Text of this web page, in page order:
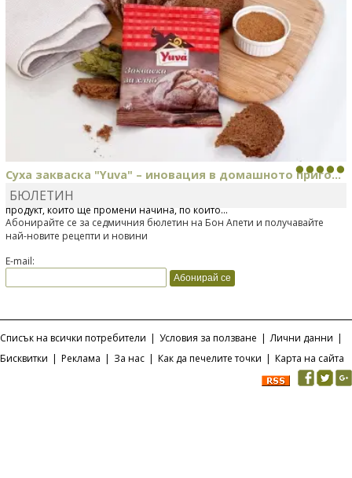
Суха закваска "Yuva" – иновация в домашното приго...
Отскоро Лесафр България стартира предлагането на изцяло нов
продукт, който ще промени начина, по който...
БЮЛЕТИН
Абонирайте се за седмичния бюлетин на Бон Апети и получавайте
най-новите рецепти и новини
E-mail:
Списък на всички потребители | Условия за ползване | Лични данни |
Бисквитки | Реклама | За нас | Как да печелите точки | Карта на сайта